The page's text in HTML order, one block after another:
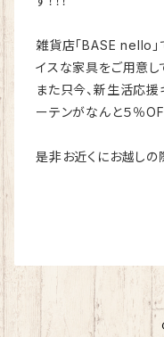
雑貨店「BASE nello
イスな家具をご用意し
また只今、新生活応援
ーテンがなんと５％OFF
是非お近くにお越しの